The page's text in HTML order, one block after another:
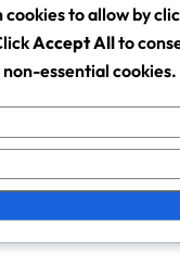
de Ki met
de l’adaptabilité.
ligues locales au
il a appris à
et son état
avec de
cookies to allow by
Accept Allto
essential cookies.